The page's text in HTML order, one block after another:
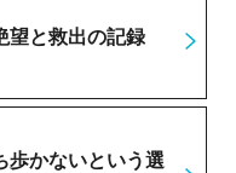
望と救出の記録
歩かないという選